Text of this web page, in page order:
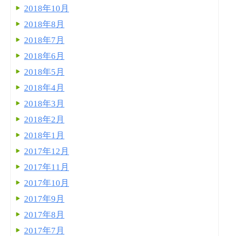
2018年10月
2018年8月
2018年7月
2018年6月
2018年5月
2018年4月
2018年3月
2018年2月
2018年1月
2017年12月
2017年11月
2017年10月
2017年9月
2017年8月
2017年7月